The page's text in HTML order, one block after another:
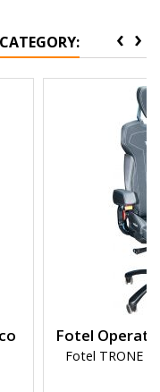
‹ ›
Fotel
Fotel TRONE -